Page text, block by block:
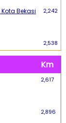
Bekasi 2,242
2,538
Km
2,617
2,896